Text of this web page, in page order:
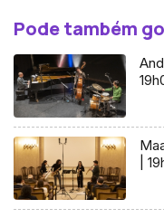
Pode também
|